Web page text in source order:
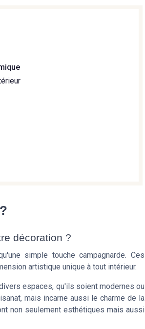
décoration ?
simple touche campagnarde. Ces
artistique unique à tout intérieur.
espaces, qu'ils soient modernes ou
mais incarne aussi le charme de la
non seulement esthétiques mais aussi